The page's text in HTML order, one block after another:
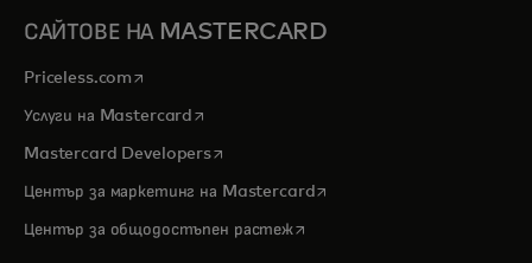
САЙТОВЕ НА MASTERCARD
Priceless.com opens in a new tab
Услуги на Mastercard opens in a new tab
Mastercard Developersopens in a new tab
Център за маркетинг на Mastercardopens in a new tab
Център за общодостъпен растежopens in a new tab